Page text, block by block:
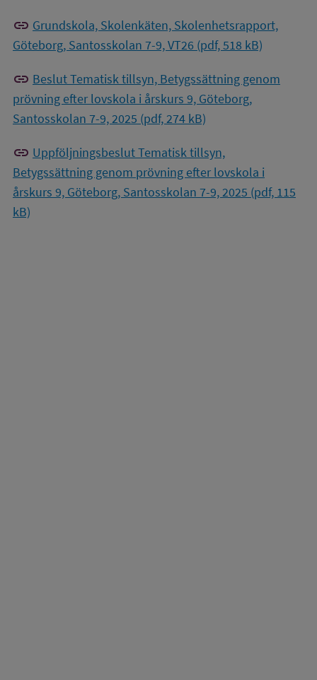
link Grundskola, Skolenkäten, Skolenhetsrapport,
Göteborg, Santosskolan 7-9, VT26 (pdf, 518 kB)
link Beslut Tematisk tillsyn, Betygssättning genom
prövning efter lovskola i årskurs 9, Göteborg,
Santosskolan 7-9, 2025 (pdf, 274 kB)
link Uppföljningsbeslut Tematisk tillsyn,
Betygssättning genom prövning efter lovskola i
årskurs 9, Göteborg, Santosskolan 7-9, 2025 (pdf, 115
kB)